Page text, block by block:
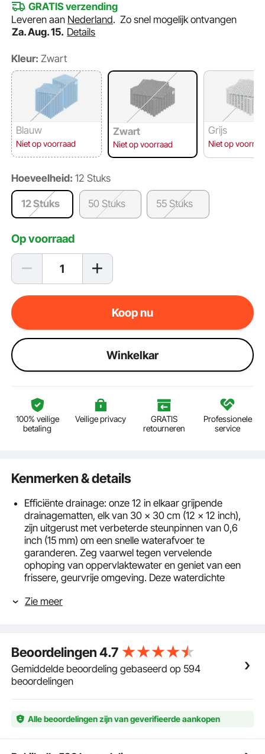
GRATIS verzending
Leveren aan Nederland.Zo snel mogelijk ontvangen
Za. Aug. 15. Details
Kleur: Zwart
Blauw
Niet op voorraad
Zwart
Niet op voorraad
Grijs
Niet op
Hoeveelheid: 12 Stuks
12 Stuks 50 Stuks 55 Stuks
Op voorraad
Koop nu
Winkelkar
100% veilige
betaling
Veilige privacy
GRATIS
retourneren
Professionele
service
Kenmerken & details
Efficiënte drainage: onze 12 in elkaar grijpende
drainagematten, elk van 30 x 30 cm (12 x 12 inch),
zijn uitgerust met verbeterde steunpinnen van 0,6
inch (15 mm) om een ​​snelle waterafvoer te
garanderen. Zeg vaarwel tegen vervelende
ophoping van oppervlaktewater en geniet van een
frissere, geurvrije omgeving. Deze waterdichte
voor extra veiligheid.
duurzaamheid. Ze behouden hun vorm lang.
Nauwkeurige drainagegaten zorgen voor een goede
pasvorm en voorkomen losraken.
Moeiteloze montage en aanpassing: de in elkaar
in elkaar grijpende matten een fluitje van een cent.
Pas de modulaire lasmat eenvoudig aan uw
grijze en blauwe kleuren voor nog meer
Zie meer
Beoordelingen4.7
Gemiddelde beoordeling gebaseerd op 594
beoordelingen
Alle beoordelingen zijn van geverifieerde aankopen